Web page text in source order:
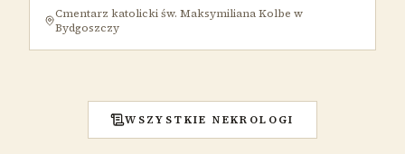
Cmentarz katolicki św. Maksymiliana Kolbe w
Bydgoszczy
WSZYSTKIE NEKROLOGI